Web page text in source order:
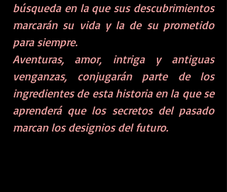
búsqueda en la que sus descubrimientos
marcarán su vida y la de su prometido
para siempre.
Aventuras, amor, intriga y antiguas
venganzas, conjugarán parte de los
ingredientes de esta historia en la que se
aprenderá que los secretos del pasado
marcan los designios del futuro.